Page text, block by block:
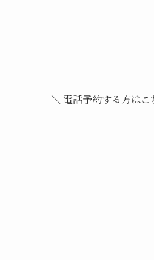
＼ 電話予約する方は